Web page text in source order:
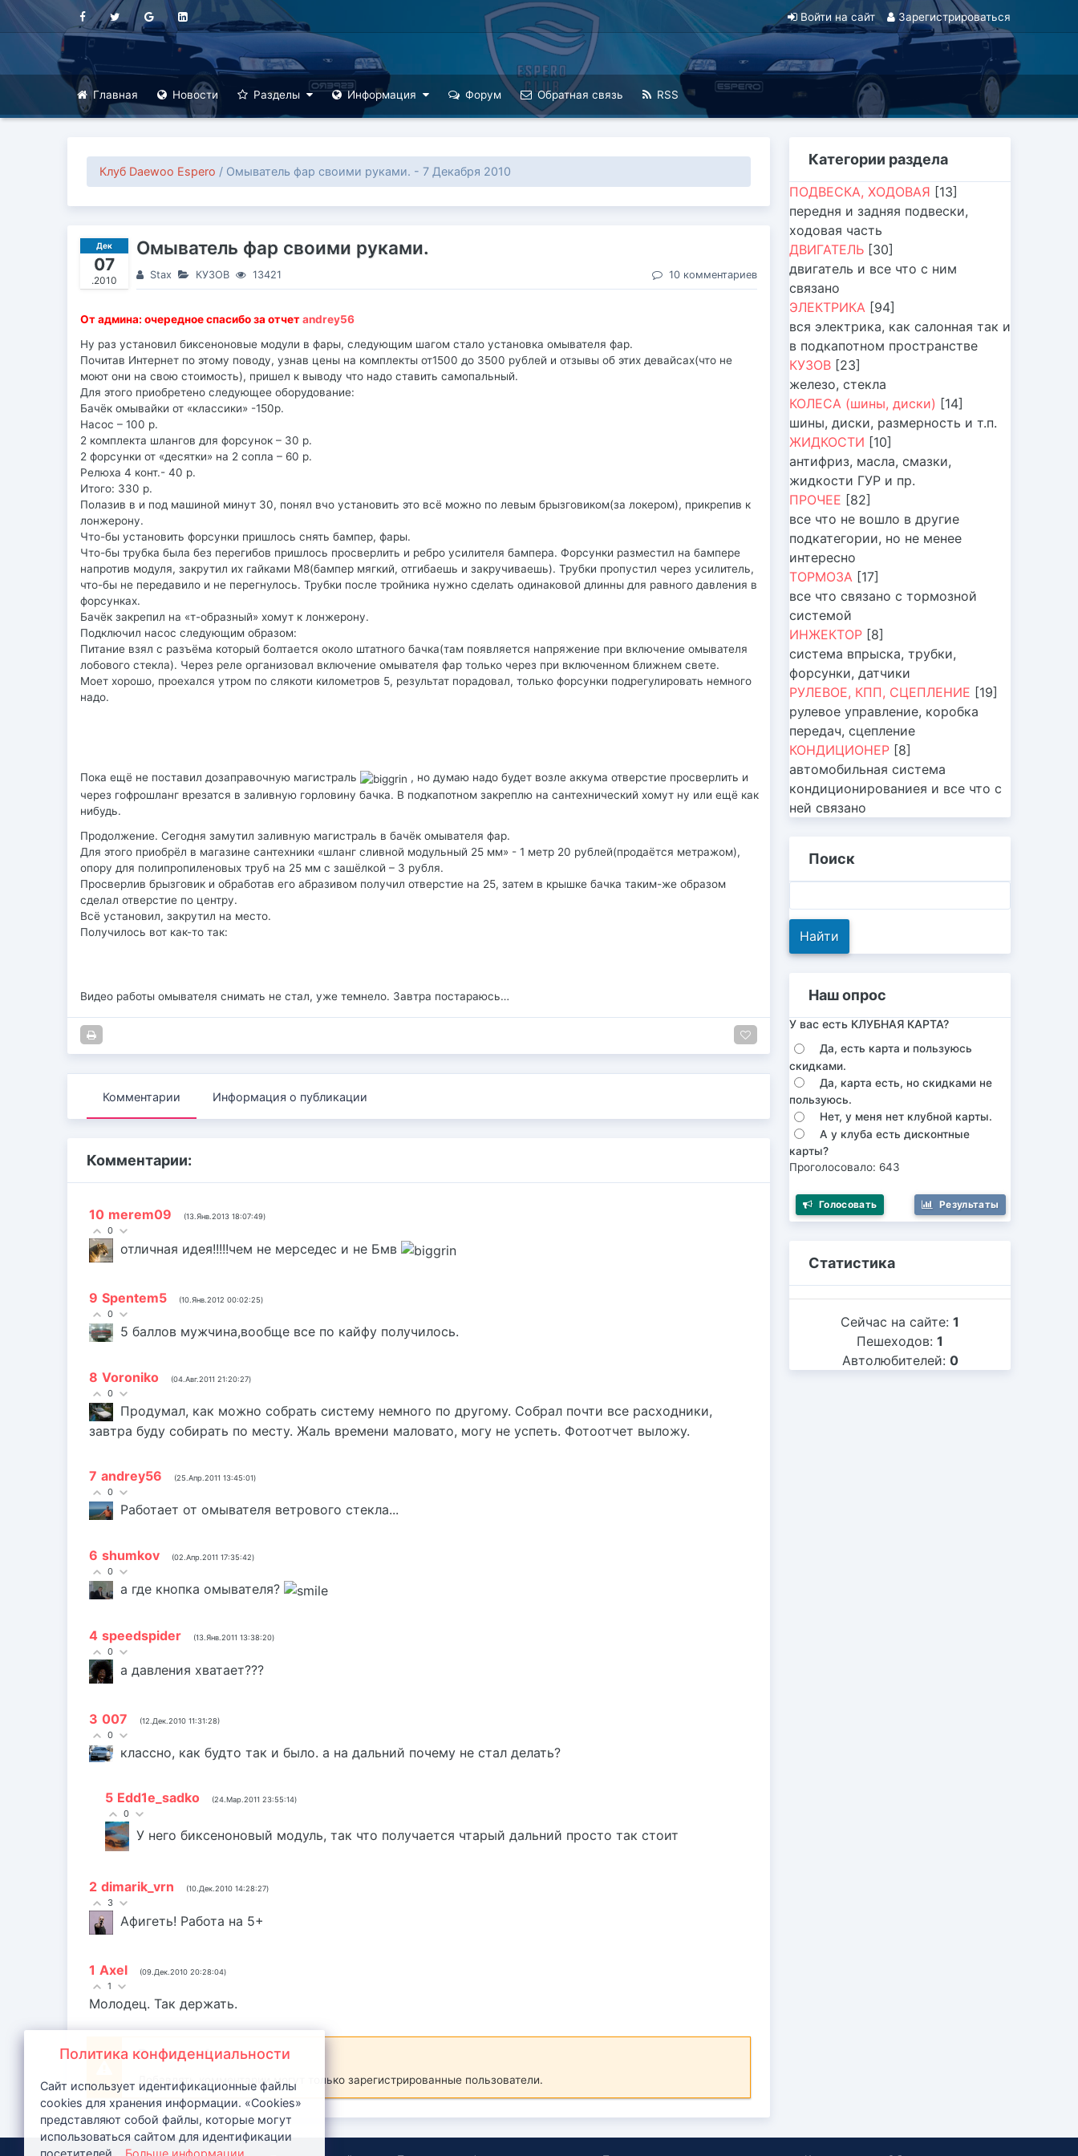
Войти на сайт Зарегистрироваться
Главная Новости Разделы Информация Форум Обратная связь RSS
Клуб Daewoo Espero / Омыватель фар своими руками. - 7 Декабря 2010
Дек
07
.2010
Омыватель фар своими руками.
Stax КУЗОВ 13421 10 комментариев
От админа: очередное спасибо за отчетandrey56
Ну раз установил биксеноновые модули в фары, следующим шагом стало установка омывателя фар.
Почитав Интернет по этому поводу, узнав цены на комплекты от1500 до 3500 рублей и отзывы об этих девайсах(что не
моют они на свою стоимость), пришел к выводу что надо ставить самопальный.
Для этого приобретено следующее оборудование:
Бачёк омывайки от «классики» -150р.
Насос – 100 р.
2 комплекта шлангов для форсунок – 30 р.
2 форсунки от «десятки» на 2 сопла – 60 р.
Релюха 4 конт.- 40 р.
Итого: 330 р.
Полазив в и под машиной минут 30, понял вчо установить это всё можно по левым брызговиком(за локером), прикрепив к
лонжерону.
Что-бы установить форсунки пришлось снять бампер, фары.
Что-бы трубка была без перегибов пришлось просверлить и ребро усилителя бампера. Форсунки разместил на бампере
напротив модуля, закрутил их гайками М8(бампер мягкий, отгибаешь и закручиваешь). Трубки пропустил через усилитель,
что-бы не передавило и не перегнулось. Трубки после тройника нужно сделать одинаковой длинны для равного давления в
форсунках.
Бачёк закрепил на «т-образный» хомут к лонжерону.
Подключил насос следующим образом:
Питание взял с разъёма который болтается около штатного бачка(там появляется напряжение при включение омывателя
лобового стекла). Через реле организовал включение омывателя фар только через при включенном ближнем свете.
Моет хорошо, проехался утром по слякоти километров 5, результат порадовал, только форсунки подрегулировать немного
надо.
Пока ещё не поставил дозаправочную магистраль
, но думаю надо будет возле аккума отверстие просверлить и
через гофрошланг врезатся в заливную горловину бачка. В подкапотном закреплю на сантехнический хомут ну или ещё как
нибудь.
Продолжение. Сегодня замутил заливную магистраль в бачёк омывателя фар.
Для этого приобрёл в магазине сантехники «шланг сливной модульный 25 мм» - 1 метр 20 рублей(продаётся метражом),
опору для полипропиленовых труб на 25 мм с зашёлкой – 3 рубля.
Просверлив брызговик и обработав его абразивом получил отверстие на 25, затем в крышке бачка таким-же образом
сделал отверстие по центру.
Всё установил, закрутил на место.
Получилось вот как-то так:
Видео работы омывателя снимать не стал, уже темнело. Завтра постараюсь…
Комментарии Информация о публикации
Комментарии:
10 merem09 (13.Янв.2013 18:07:49)
0
отличная идея!!!!!чем не мерседес и не Бмв
9 Spentem5 (10.Янв.2012 00:02:25)
0
5 баллов мужчина,вообще все по кайфу получилось.
8 Voroniko (04.Авг.2011 21:20:27)
0
Продумал, как можно собрать систему немного по другому. Собрал почти все расходники,
завтра буду собирать по месту. Жаль времени маловато, могу не успеть. Фотоотчет выложу.
7 andrey56 (25.Апр.2011 13:45:01)
0
Работает от омывателя ветрового стекла...
6 shumkov (02.Апр.2011 17:35:42)
0
а где кнопка омывателя?
4 speedspider (13.Янв.2011 13:38:20)
0
а давления хватает???
3 007 (12.Дек.2010 11:31:28)
0
классно, как будто так и было. а на дальний почему не стал делать?
5 Edd1e_sadko (24.Мар.2011 23:55:14)
0
У него биксеноновый модуль, так что получается чтарый дальний просто так стоит
2 dimarik_vrn (10.Дек.2010 14:28:27)
3
Афигеть! Работа на 5+
1 Axel (09.Дек.2010 20:28:04)
1
Молодец. Так держать.
Внимание!
Добавлять комментарии могут только зарегистрированные пользователи.
Категории раздела
ПОДВЕСКА, ХОДОВАЯ [13]
передня и задняя подвески,
ходовая часть
ДВИГАТЕЛЬ [30]
двигатель и все что с ним
связано
ЭЛЕКТРИКА [94]
вся электрика, как салонная так и
в подкапотном пространстве
КУЗОВ [23]
железо, стекла
КОЛЕСА (шины, диски) [14]
шины, диски, размерность и т.п.
ЖИДКОСТИ [10]
антифриз, масла, смазки,
жидкости ГУР и пр.
ПРОЧЕЕ [82]
все что не вошло в другие
подкатегории, но не менее
интересно
ТОРМОЗА [17]
все что связано с тормозной
системой
ИНЖЕКТОР [8]
система впрыска, трубки,
форсунки, датчики
РУЛЕВОЕ, КПП, СЦЕПЛЕНИЕ [19]
рулевое управление, коробка
передач, сцепление
КОНДИЦИОНЕР [8]
автомобильная система
кондиционированиея и все что с
ней связано
Поиск
Наш опрос
У вас есть КЛУБНАЯ КАРТА?
Да, есть карта и пользуюсь
скидками.
Да, карта есть, но скидками не
пользуюсь.
Нет, у меня нет клубной карты.
А у клуба есть дисконтные
карты?
Проголосовало: 643
Голосовать Результаты
Статистика
Сейчас на сайте: 1
Пешеходов: 1
Автолюбителей: 0
Политика конфиденциальности
Сайт использует идентификационные файлы
cookies для хранения информации. «Cookies»
представляют собой файлы, которые могут
использоваться сайтом для идентификации
посетителей... Больше информации